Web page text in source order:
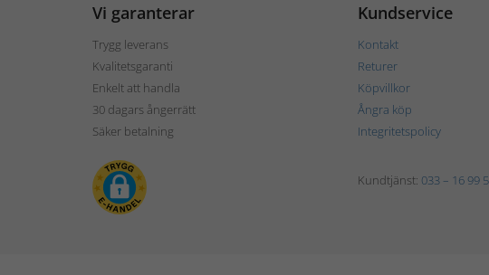
Vi garanterar
Trygg leverans
Kvalitetsgaranti
Enkelt att handla
30 dagars ångerrätt
Säker betalning
Kundservice
Kontakt
Returer
Köpvillkor
Ångra köp
Integritetspolicy
Kundtjänst: 033 – 16 99